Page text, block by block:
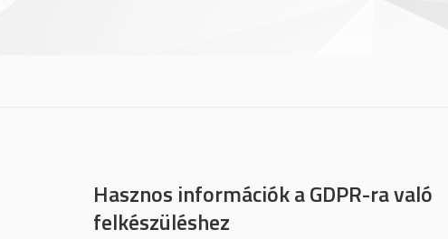
Hasznos információk a GDPR-ra való
felkészüléshez